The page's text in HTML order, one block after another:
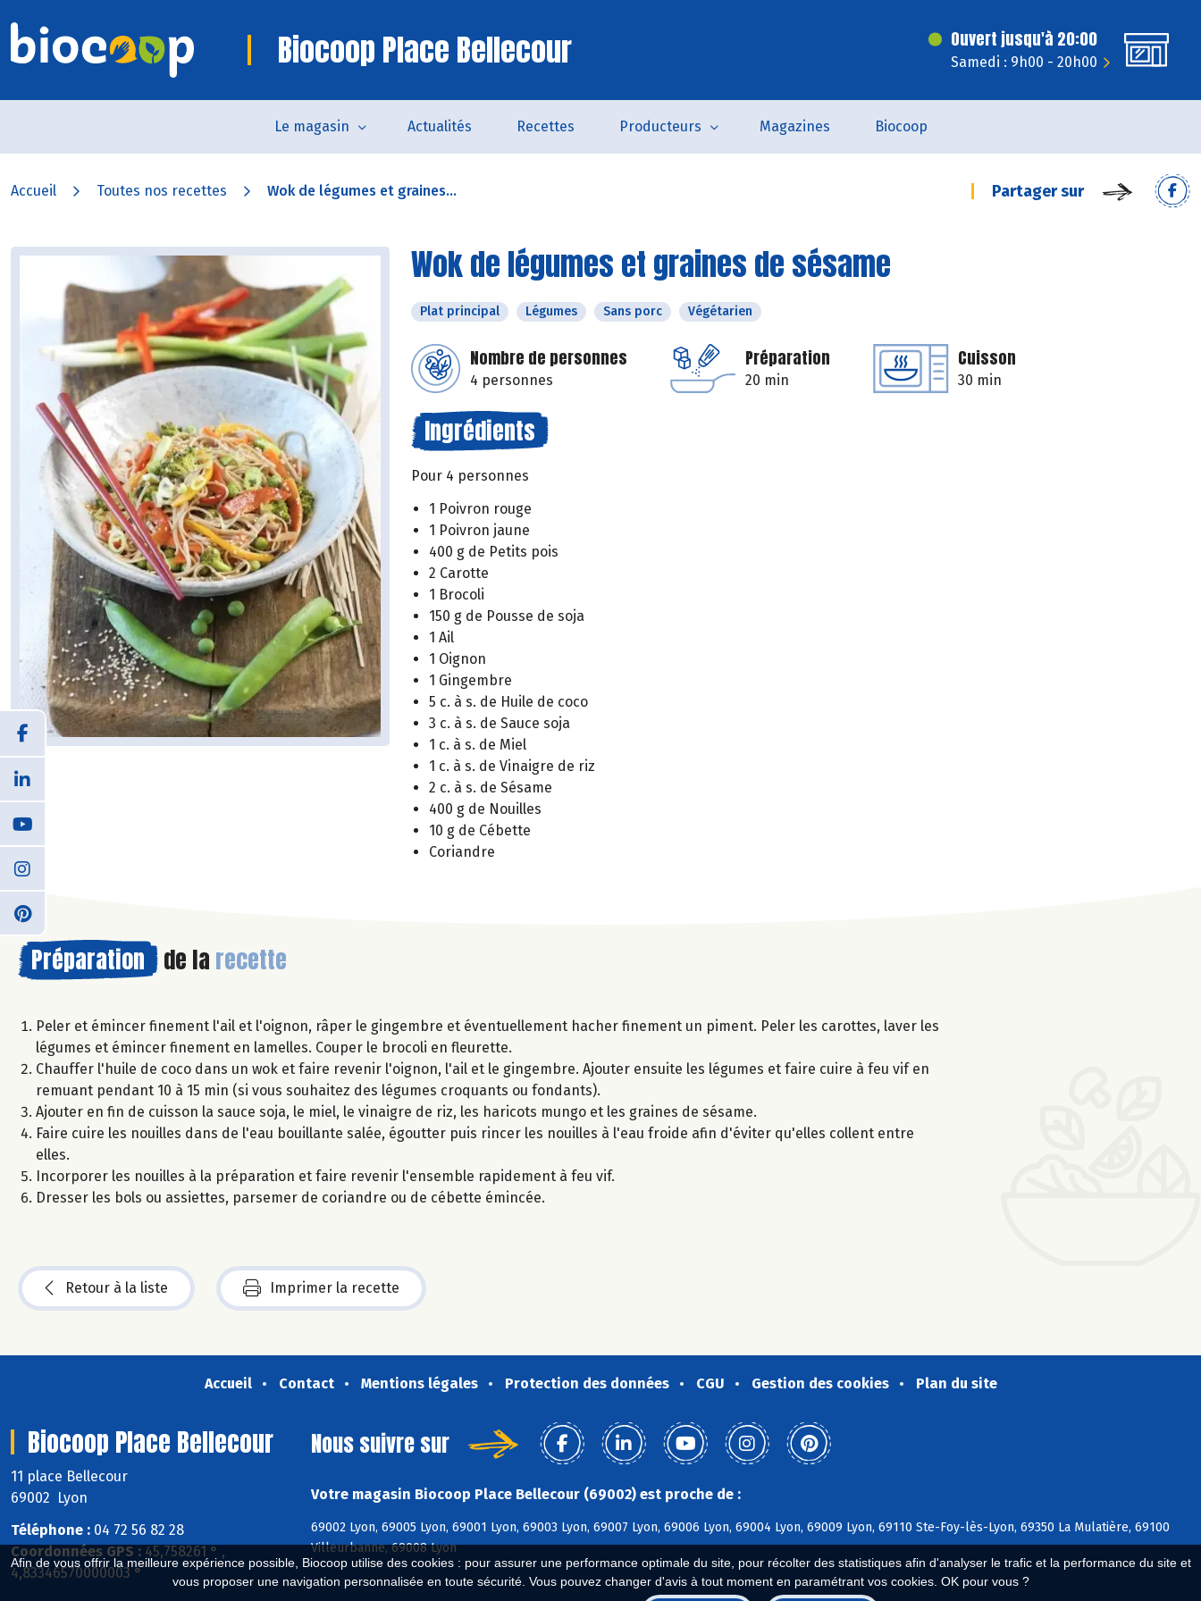
Afin de vous offrir la meilleure expérience possible, Biocoop utilise des cookies : pour assurer une performance optimale du site, pour récolter des statistiques afin d'analyser le trafic et la performance du site et
vous proposer une navigation personnalisée en toute sécurité. Vous pouvez changer d'avis à tout moment en paramétrant vos cookies. OK pour vous ?
Biocoop Place Bellecour Ouvert jusqu'à 20:00
Samedi : 9h00 - 20h00
Le magasin Actualités Recettes Producteurs Magazines Biocoop
Accueil Toutes nos recettes Wok de légumes et graines... Partager sur
Wok de légumes et graines de sésame
Plat principal Légumes Sans porc Végétarien
Nombre de personnes
4 personnes
Préparation
20 min
Cuisson
30 min
Ingrédients
Pour 4 personnes
1 Poivron rouge
1 Poivron jaune
400 g de Petits pois
2 Carotte
1 Brocoli
150 g de Pousse de soja
1 Ail
1 Oignon
1 Gingembre
5 c. à s. de Huile de coco
3 c. à s. de Sauce soja
1 c. à s. de Miel
1 c. à s. de Vinaigre de riz
2 c. à s. de Sésame
400 g de Nouilles
10 g de Cébette
Coriandre
Préparation de la recette
Peler et émincer finement l'ail et l'oignon, râper le gingembre et éventuellement hacher finement un piment. Peler les carottes, laver les
légumes et émincer finement en lamelles. Couper le brocoli en fleurette.
Chauffer l'huile de coco dans un wok et faire revenir l'oignon, l'ail et le gingembre. Ajouter ensuite les légumes et faire cuire à feu vif en
remuant pendant 10 à 15 min (si vous souhaitez des légumes croquants ou fondants).
Ajouter en fin de cuisson la sauce soja, le miel, le vinaigre de riz, les haricots mungo et les graines de sésame.
Faire cuire les nouilles dans de l'eau bouillante salée, égoutter puis rincer les nouilles à l'eau froide afin d'éviter qu'elles collent entre
elles.
Incorporer les nouilles à la préparation et faire revenir l'ensemble rapidement à feu vif.
Dresser les bols ou assiettes, parsemer de coriandre ou de cébette émincée.
Retour à la liste Imprimer la recette
Accueil Contact Mentions légales Protection des données CGU Gestion des cookies Plan du site
Biocoop Place Bellecour
11 place Bellecour
69002 Lyon
Téléphone : 04 72 56 82 28
Coordonnées GPS : 45,758261 ° ,
4,83346570000003 °
Nous suivre sur
Votre magasin Biocoop Place Bellecour (69002) est proche de :
69002 Lyon, 69005 Lyon, 69001 Lyon, 69003 Lyon, 69007 Lyon, 69006 Lyon, 69004 Lyon, 69009 Lyon, 69110 Ste-Foy-lès-Lyon, 69350 La Mulatière, 69100
Villeurbanne, 69008 Lyon